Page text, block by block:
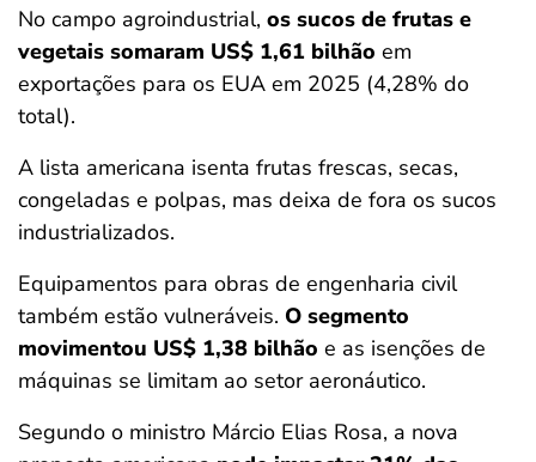
No campo agroindustrial, os sucos de frutas e
vegetais somaram US$ 1,61 bilhão em
exportações para os EUA em 2025 (4,28% do
total).
A lista americana isenta frutas frescas, secas,
congeladas e polpas, mas deixa de fora os sucos
industrializados.
Equipamentos para obras de engenharia civil
também estão vulneráveis. O segmento
movimentou US$ 1,38 bilhão e as isenções de
máquinas se limitam ao setor aeronáutico.
Segundo o ministro Márcio Elias Rosa, a nova